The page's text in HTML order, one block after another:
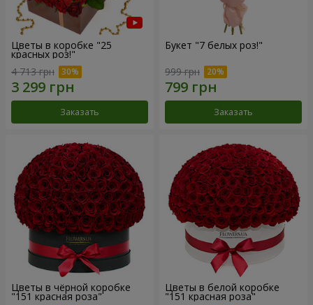
Цветы в коробке "25
красных роз!"
4 713 грн
Заказать
Букет "7 белых роз!"
999 грн
Заказать
Цветы в чёрной коробке
"151 красная роза"
Цветы в белой коробке
"151 красная роза"